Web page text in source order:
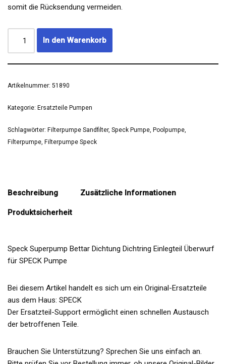
somit die Rücksendung vermeiden.
In den Warenkorb
Artikelnummer: 51890
Kategorie: Ersatzteile Pumpen
Schlagwörter: Filterpumpe Sandfilter, Speck Pumpe Poolpumpe
Filterpumpe Filterpumpe Speck
Beschreibung Zusätzliche Informationen
Produktsicherheit
Speck Superpump Bettar Dichtung Dichtring Einlegteil Überwurf
für SPECK Pumpe
Bei diesem Artikel handelt es sich um ein Original-Ersatzteile
aus dem Haus: SPECK
Der Ersatzteil-Support ermöglicht einen schnellen Austausch
der betroffenen Teile.
Brauchen Sie Unterstützung? Sprechen Sie uns einfach an.